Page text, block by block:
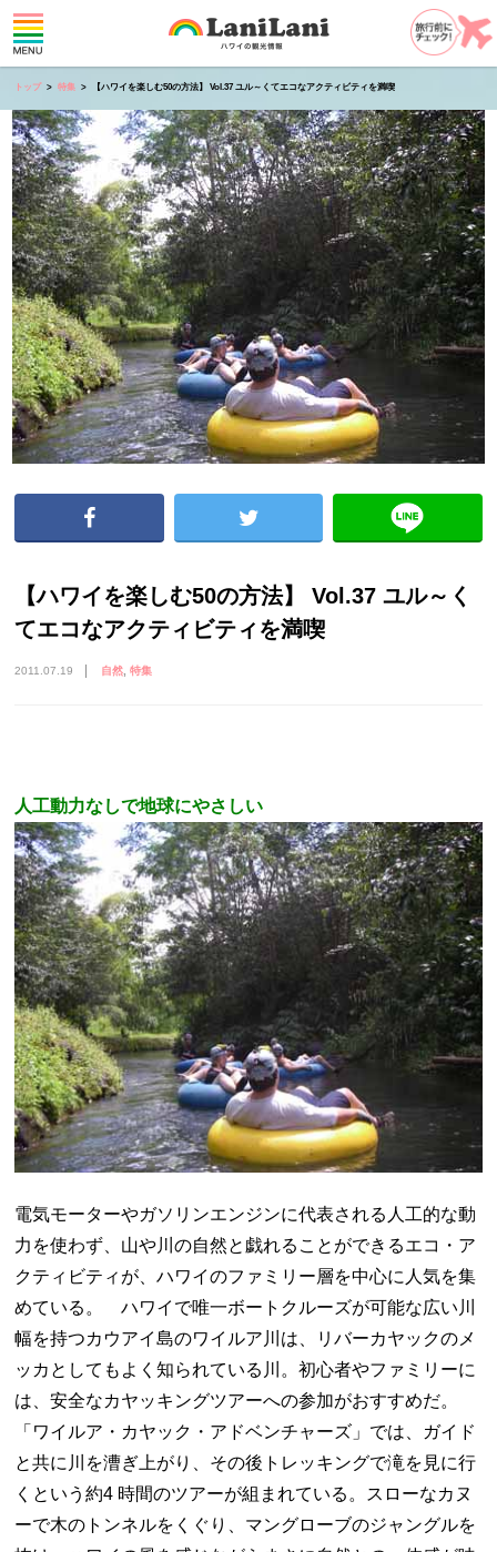
トップ 特集 【ハワイを楽しむ50の方法】 Vol.37 ユル～くてエコなアクティビティを満喫
【ハワイを楽しむ50の方法】 Vol.37 ユル～く
てエコなアクティビティを満喫
2011.07.19 自然 特集
人工動力なしで地球にやさしい
電気モーターやガソリンエンジンに代表される人工的な動
力を使わず、山や川の自然と戯れることができるエコ・ア
クティビティが、ハワイのファミリー層を中心に人気を集
めている。 ハワイで唯一ボートクルーズが可能な広い川
幅を持つカウアイ島のワイルア川は、リバーカヤックのメ
ッカとしてもよく知られている川。初心者やファミリーに
は、安全なカヤッキングツアーへの参加がおすすめだ。
「ワイルア・カヤック・アドベンチャーズ」では、ガイド
と共に川を漕ぎ上がり、その後トレッキングで滝を見に行
くという約4 時間のツアーが組まれている。スローなカヌ
ーで木のトンネルをくぐり、マングローブのジャングルを